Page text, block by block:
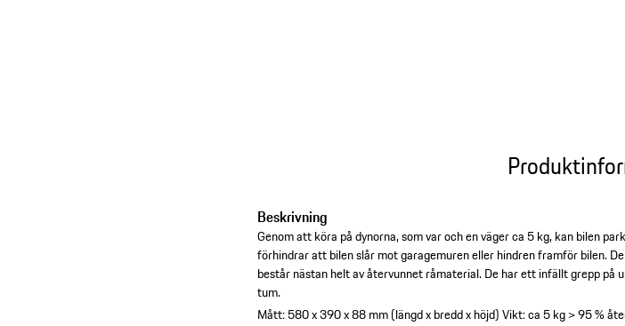
Beskrivning
Genom att köra på dynorna, som var och en väger ca 5 kg, kan bilen
förhindrar att bilen slår mot garagemuren eller hindren framför bilen.
består nästan helt av återvunnet råmaterial. De har ett infällt grepp på
tum.
Mått: 580 x 390 x 88 mm (längd x bredd x höjd)Vikt: ca 5 kg> 95 %